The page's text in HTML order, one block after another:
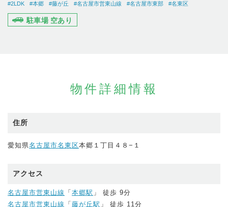
#2LDK
#本郷 #藤が丘 #名古屋市営東山線 #名古屋市東部 #名東区
駐車場 空あり
物件詳細情報
住所
愛知県名古屋市名東区本郷１丁目４８−１
アクセス
名古屋市営東山線 「 本郷駅 」 徒歩 9分
名古屋市営東山線 「 藤が丘駅 」 徒歩 11分